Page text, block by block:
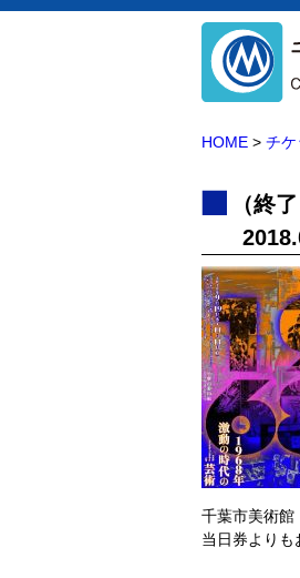
HOME > チケ
（終
千葉市美術館
当日券より